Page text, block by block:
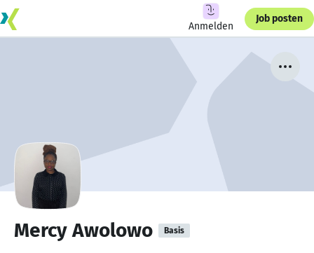
Anmelden
Job posten
Mercy Awolowo Basis